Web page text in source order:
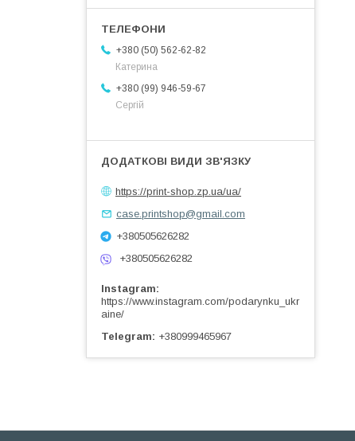
+380 (50) 562-62-82
Катерина
+380 (99) 946-59-67
Сергій
https://print-shop.zp.ua/ua/
case.printshop@gmail.com
+380505626282
+380505626282
Instagram
https://www.instagram.com/podarynku_ukr
aine/
Telegram
+380999465967